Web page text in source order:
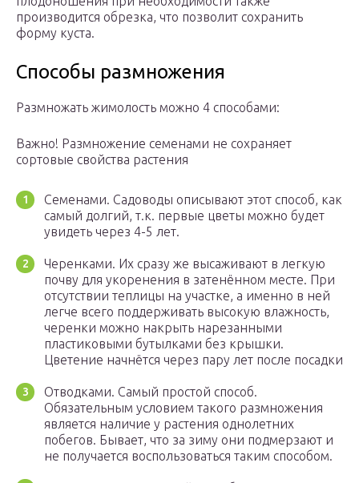
производится обрезка, что позволит сохранить
форму куста.
Способы размножения
Размножать жимолость можно 4 способами:
Важно! Размножение семенами не сохраняет
сортовые свойства растения
Семенами. Садоводы описывают этот способ, как
самый долгий, т.к. первые цветы можно будет
увидеть через 4-5 лет.
Черенками. Их сразу же высаживают в легкую
почву для укоренения в затенённом месте. При
отсутствии теплицы на участке, а именно в ней
легче всего поддерживать высокую влажность,
черенки можно накрыть нарезанными
пластиковыми бутылками без крышки.
Цветение начнётся через пару лет после посадки
Отводками. Самый простой способ.
Обязательным условием такого размножения
является наличие у растения однолетних
побегов. Бывает, что за зиму они подмерзают и
не получается воспользоваться таким способом.